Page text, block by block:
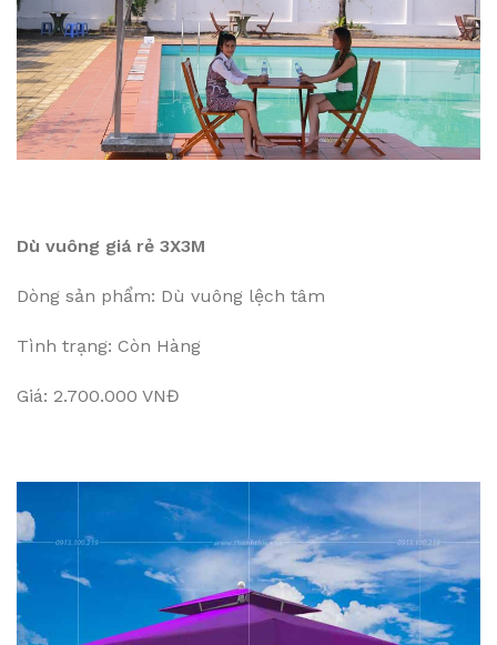
Dù vuông giá rẻ 3X3M
Dòng sản phẩm: Dù vuông lệch tâm
Tình trạng: Còn Hàng
Giá: 2.700.000 VNĐ